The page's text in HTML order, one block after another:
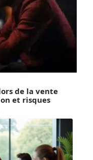
de la vente
et risques